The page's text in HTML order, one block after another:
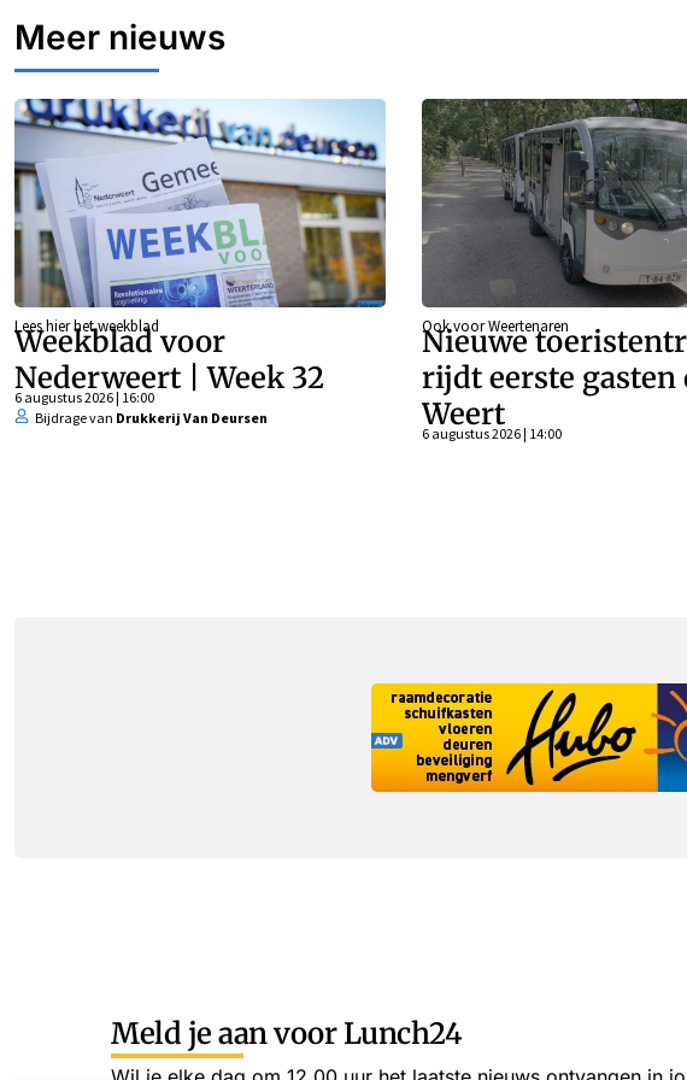
Meer nieuws
Lees hier het weekblad
Weekblad voor
Nederweert | Week 32
6 augustus 2026 | 16:00
Bijdrage van Drukkerij Van Deursen
Ook voor Weertenaren
Nieuwe
rijdt eerste gasten
Weert
6 augustus 2026 | 14:00
Meld je aan voor Lunch24